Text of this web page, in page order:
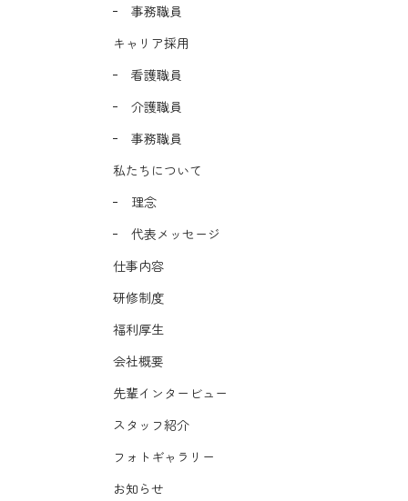
事務職員
キャリア採用
看護職員
介護職員
事務職員
私たちについて
理念
代表メッセージ
仕事内容
研修制度
福利厚生
会社概要
先輩インタービュー
スタッフ紹介
フォトギャラリー
お知らせ